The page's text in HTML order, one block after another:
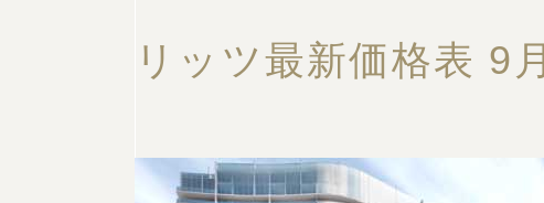
リッツ最新価格表 9